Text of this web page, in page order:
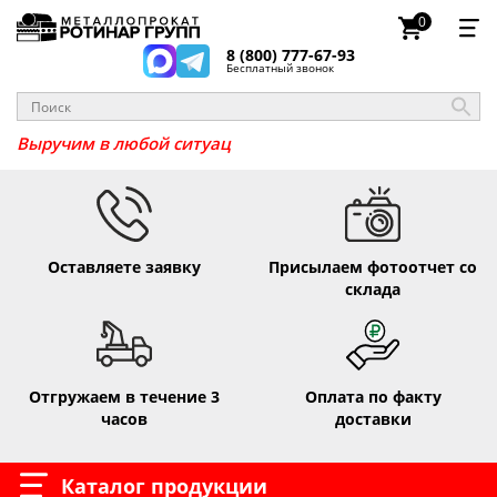
8 (800) 777-67-93
Бесплатный звонок
0
Выручим в любой ситуа _
Оставляете заявку
Присылаем фотоотчет со
склада
Отгружаем в течение 3
часов
Оплата по факту
доставки
Каталог продукции